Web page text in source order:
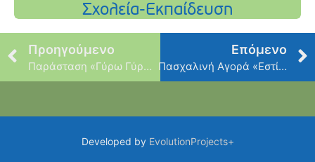
Προηγούμενο
Παράσταση «Γύρω Γύρω Μήνες»
Επόμενο
Πασχαλινή Αγορά «Εστίας»
Developed by EvolutionProjects+